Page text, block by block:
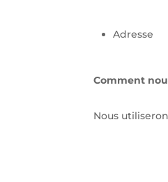
Adresse
Comment
Nous